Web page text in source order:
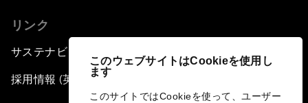
このウェブサイトはCookieを使用し
ます
このサイトではCookieを使って、ユーザー
リンク
サステナビリティへの取り組み
採用情報 (英語のみ)